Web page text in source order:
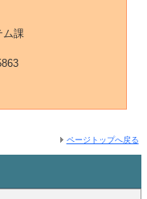
ム課
ページトップへ戻る